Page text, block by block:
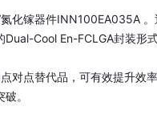
化镓器件INN100EA035A 。
Dual-Cool En-FCLGA封装形式
对点替代品，可有效提升效
。